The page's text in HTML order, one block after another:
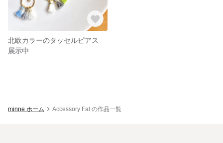
北欧カラーのタッセルピアス
展示中
minne ホーム Accessory Fal の作品一覧